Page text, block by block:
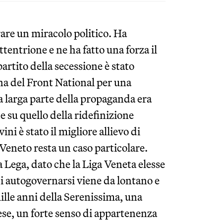
un miracolo politico. Ha
e ne ha fatto una forza il
della secessione è stato
del Front National per una
parte della propaganda era
su quello della ridefinizione
è stato il migliore allievo di
resta un caso particolare.
dato che la Liga Veneta elesse
viene da lontano e
anni della Serenissima, una
un forte senso di appartenenza